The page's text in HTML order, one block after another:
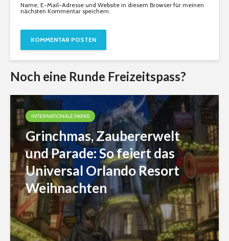
Name, E-Mail-Adresse und Website in diesem Browser für meinen
nächsten Kommentar speichern.
Noch eine Runde Freizeitspass?
INTERNATIONALE PARKS
Grinchmas, Zaubererwelt
und Parade: So feiert das
Universal Orlando Resort
Weihnachten